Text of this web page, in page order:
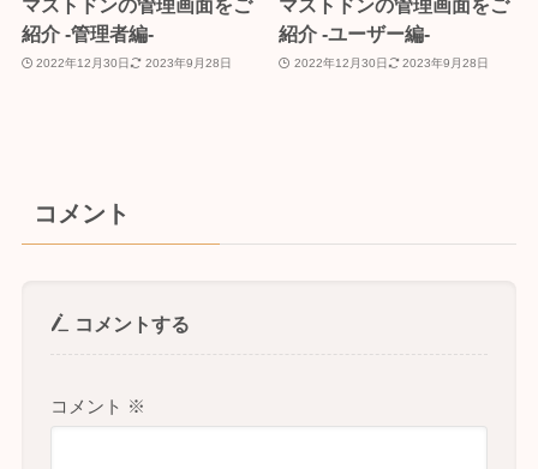
マストドンの管理画面をご
紹介 -管理者編-
2022年12月30日 2023年9月28日
マストドンの管理画面をご
紹介 -ユーザー編-
2022年12月30日 2023年9月28日
コメント
コメントする
コメント ※